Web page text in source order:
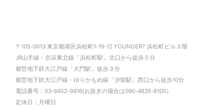
〒105-0013 東京都港区浜松町1-19-12 YOUNGER7 浜松町ビル３階
JR山手線・京浜東北線「浜松町駅」北口から徒歩５分
都営地下鉄大江戸線「大門駅」徒歩３分
都営地下鉄大江戸線・ゆりかもめ線「汐留駅」西口から徒歩10分
電話番号：03-6452-9416(お急ぎの場合は090-4835-8100）
定休日：月曜日